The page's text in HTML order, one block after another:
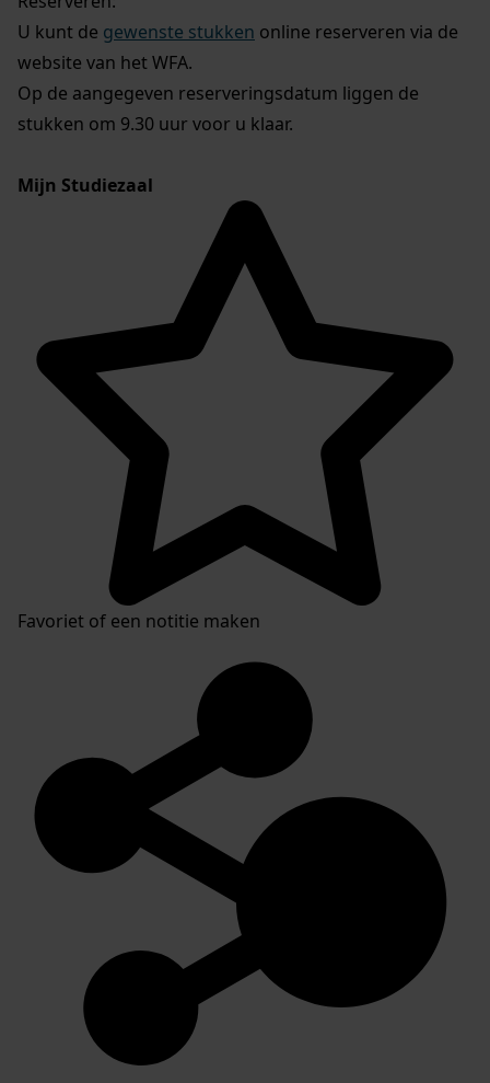
U kunt de gewenste stukken online reserveren via de
website van het WFA.
Op de aangegeven reserveringsdatum liggen de
stukken om 9.30 uur voor u klaar.
Mijn Studiezaal
Favoriet of een notitie maken